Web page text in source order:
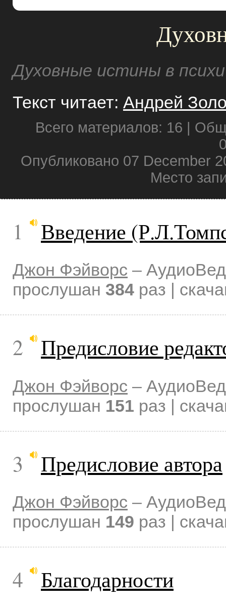
Духовные истины в
Текст читает: Андрей
Всего материалов: 16 |
Опубликовано 07 December
Место
1 Введение
Джон Фэйворс –
прослушан 384 раз |
2 Предисловие
Джон Фэйворс –
прослушан 151 раз |
3 Предисловие автора
Джон Фэйворс –
прослушан 149 раз |
4 Благодарности